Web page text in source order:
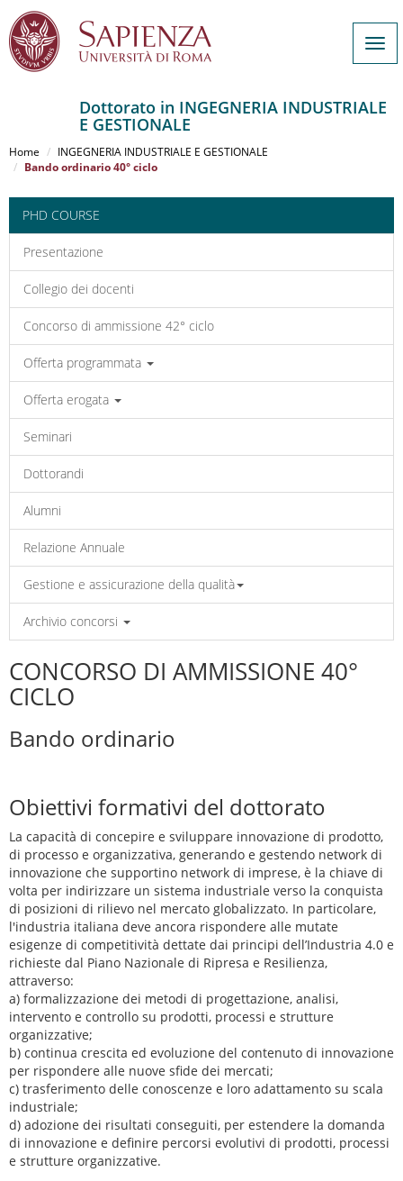
al
contenuto
Dottorato in INGEGNERIA INDUSTRIALE
E GESTIONALE
Home
INGEGNERIA INDUSTRIALE E GESTIONALE
Bando ordinario 40° ciclo
PHD COURSE
Presentazione
Collegio dei docenti
Concorso di ammissione 42° ciclo
Offerta programmata
Offerta erogata
Seminari
Dottorandi
Alumni
Relazione Annuale
Gestione e assicurazione della qualità
Archivio concorsi
CONCORSO DI AMMISSIONE 40°
CICLO
Bando ordinario
Obiettivi formativi del dottorato
La capacità di concepire e sviluppare innovazione di prodotto,
di processo e organizzativa, generando e gestendo network di
innovazione che supportino network di imprese, è la chiave di
volta per indirizzare un sistema industriale verso la conquista
di posizioni di rilievo nel mercato globalizzato. In particolare,
l'industria italiana deve ancora rispondere alle mutate
esigenze di competitività dettate dai principi dell’Industria 4.0 e
richieste dal Piano Nazionale di Ripresa e Resilienza,
attraverso:
a) formalizzazione dei metodi di progettazione, analisi,
intervento e controllo su prodotti, processi e strutture
organizzative;
b) continua crescita ed evoluzione del contenuto di innovazione
per rispondere alle nuove sfide dei mercati;
c) trasferimento delle conoscenze e loro adattamento su scala
industriale;
d) adozione dei risultati conseguiti, per estendere la domanda
di innovazione e definire percorsi evolutivi di prodotti, processi
e strutture organizzative.